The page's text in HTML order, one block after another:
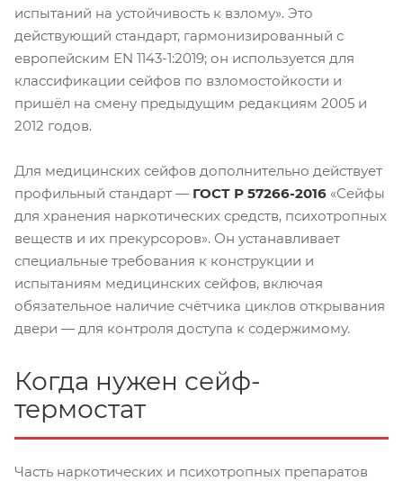
испытаний на устойчивость к взлому». Это
действующий стандарт, гармонизированный с
европейским EN 1143-1:2019; он используется для
классификации сейфов по взломостойкости и
пришёл на смену предыдущим редакциям 2005 и
2012 годов.
Для медицинских сейфов дополнительно действует
профильный стандарт — ГОСТ Р 57266-2016 «Сейфы
для хранения наркотических средств, психотропных
веществ и их прекурсоров». Он устанавливает
специальные требования к конструкции и
испытаниям медицинских сейфов, включая
обязательное наличие счётчика циклов открывания
двери — для контроля доступа к содержимому.
Когда нужен сейф-
термостат
Часть наркотических и психотропных препаратов